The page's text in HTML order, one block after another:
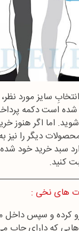
سایز مورد
شده است دکمه
اما اگر هنوز
دیگر را نیز
سبد خرید خود
کنید.
های نخی :
کرده و سپس داخل